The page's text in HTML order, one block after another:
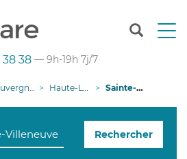
T
n
38 — 9h-19h 7j/7
Rhône-Alpes Haute-Loire Sainte-Eugénie-de-Villeneuve
Rechercher